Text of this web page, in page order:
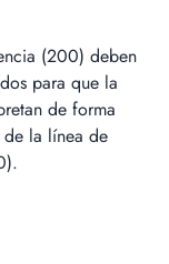
(200) deben
para que la
de forma
la línea de